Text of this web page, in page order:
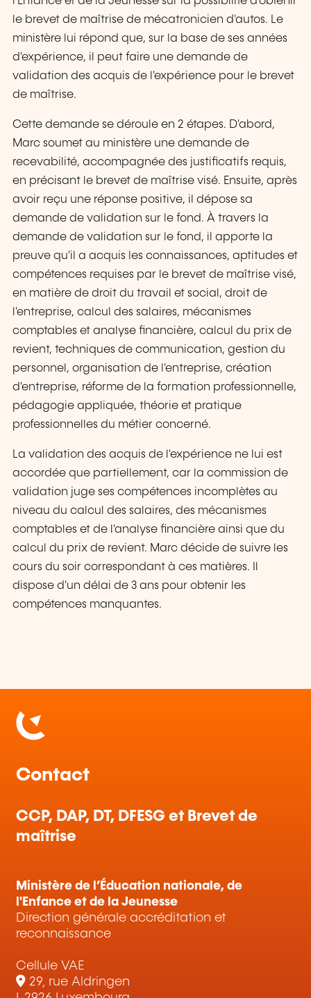
le brevet de maîtrise de mécatronicien d'autos. Le
ministère lui répond que, sur la base de ses années
d'expérience, il peut faire une demande de
validation des acquis de l'expérience pour le brevet
de maîtrise.
Cette demande se déroule en 2 étapes. D'abord,
Marc soumet au ministère une demande de
recevabilité, accompagnée des justificatifs requis,
en précisant le brevet de maîtrise visé. Ensuite, après
avoir reçu une réponse positive, il dépose sa
demande de validation sur le fond. À travers la
demande de validation sur le fond, il apporte la
preuve qu'il a acquis les connaissances, aptitudes et
compétences requises par le brevet de maîtrise visé,
en matière de droit du travail et social, droit de
l'entreprise, calcul des salaires, mécanismes
comptables et analyse financière, calcul du prix de
revient, techniques de communication, gestion du
personnel, organisation de l'entreprise, création
d'entreprise, réforme de la formation professionnelle,
pédagogie appliquée, théorie et pratique
professionnelles du métier concerné.
La validation des acquis de l'expérience ne lui est
accordée que partiellement, car la commission de
validation juge ses compétences incomplètes au
niveau du calcul des salaires, des mécanismes
comptables et de l'analyse financière ainsi que du
calcul du prix de revient. Marc décide de suivre les
cours du soir correspondant à ces matières. Il
dispose d'un délai de 3 ans pour obtenir les
compétences manquantes.
Contact
CCP, DAP, DT, DFESG et Brevet de
maîtrise
Ministère de l’Éducation nationale, de
l'Enfance et de la Jeunesse
Direction générale accréditation et
reconnaissance
Cellule VAE
29, rue Aldringen